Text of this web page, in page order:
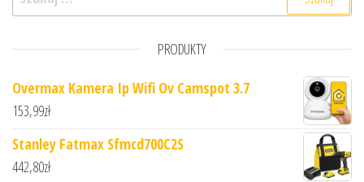
PRODUKTY
Overmax Kamera Ip Wifi Ov Camspot 3.7
153,99zł
Stanley Fatmax Sfmcd700C2S
442,80zł